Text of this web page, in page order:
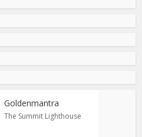
Goldenmantra
The Summit Lighthouse